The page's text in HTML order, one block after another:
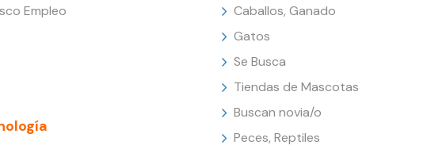
Empleo
Caballos, Ganado
Gatos
Se Busca
Tiendas de Mascotas
Buscan novia/o
Peces, Reptiles